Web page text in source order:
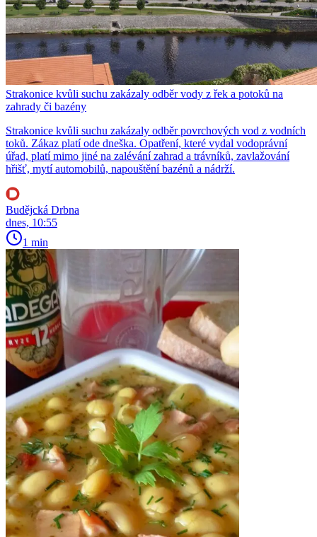
Strakonice kvůli suchu zakázaly odběr vody z řek a potoků na
zahrady či bazény
Strakonice kvůli suchu zakázaly odběr povrchových vod z vodních
toků. Zákaz platí ode dneška. Opatření, které vydal vodoprávní
úřad, platí mimo jiné na zalévání zahrad a trávníků, zavlažování
hřišť, mytí automobilů, napouštění bazénů a nádrží.
Budějcká Drbna
dnes, 10:55
1 min